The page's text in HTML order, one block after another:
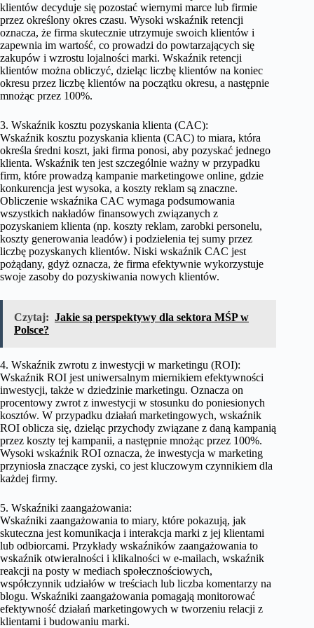
klientów decyduje się pozostać wiernymi marce lub firmie
przez określony okres czasu. Wysoki wskaźnik retencji
oznacza, że firma skutecznie utrzymuje swoich klientów i
zapewnia im wartość, co prowadzi do powtarzających się
zakupów i wzrostu lojalności marki. Wskaźnik retencji
klientów można obliczyć, dzieląc liczbę klientów na koniec
okresu przez liczbę klientów na początku okresu, a następnie
mnożąc przez 100%.
3. Wskaźnik kosztu pozyskania klienta (CAC):
Wskaźnik kosztu pozyskania klienta (CAC) to miara, która
określa średni koszt, jaki firma ponosi, aby pozyskać jednego
klienta. Wskaźnik ten jest szczególnie ważny w przypadku
firm, które prowadzą kampanie marketingowe online, gdzie
konkurencja jest wysoka, a koszty reklam są znaczne.
Obliczenie wskaźnika CAC wymaga podsumowania
wszystkich nakładów finansowych związanych z
pozyskaniem klienta (np. koszty reklam, zarobki personelu,
koszty generowania leadów) i podzielenia tej sumy przez
liczbę pozyskanych klientów. Niski wskaźnik CAC jest
pożądany, gdyż oznacza, że firma efektywnie wykorzystuje
swoje zasoby do pozyskiwania nowych klientów.
Czytaj: Jakie są perspektywy dla sektora MŚP w
Polsce?
4. Wskaźnik zwrotu z inwestycji w marketingu (ROI):
Wskaźnik ROI jest uniwersalnym miernikiem efektywności
inwestycji, także w dziedzinie marketingu. Oznacza on
procentowy zwrot z inwestycji w stosunku do poniesionych
kosztów. W przypadku działań marketingowych, wskaźnik
ROI oblicza się, dzieląc przychody związane z daną kampanią
przez koszty tej kampanii, a następnie mnożąc przez 100%.
Wysoki wskaźnik ROI oznacza, że inwestycja w marketing
przyniosła znaczące zyski, co jest kluczowym czynnikiem dla
każdej firmy.
5. Wskaźniki zaangażowania:
Wskaźniki zaangażowania to miary, które pokazują, jak
skuteczna jest komunikacja i interakcja marki z jej klientami
lub odbiorcami. Przykłady wskaźników zaangażowania to
wskaźnik otwieralności i klikalności w e-mailach, wskaźnik
reakcji na posty w mediach społecznościowych,
współczynnik udziałów w treściach lub liczba komentarzy na
blogu. Wskaźniki zaangażowania pomagają monitorować
efektywność działań marketingowych w tworzeniu relacji z
klientami i budowaniu marki.